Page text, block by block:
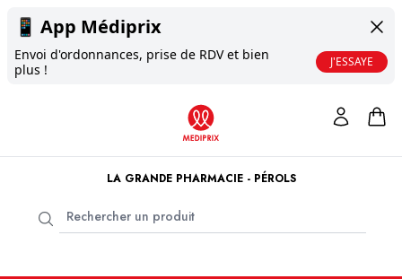
📱 App Médiprix
Envoi d'ordonnances, prise de RDV et bien
plus !
J'ESSAYE
LA GRANDE PHARMACIE - PÉROLS